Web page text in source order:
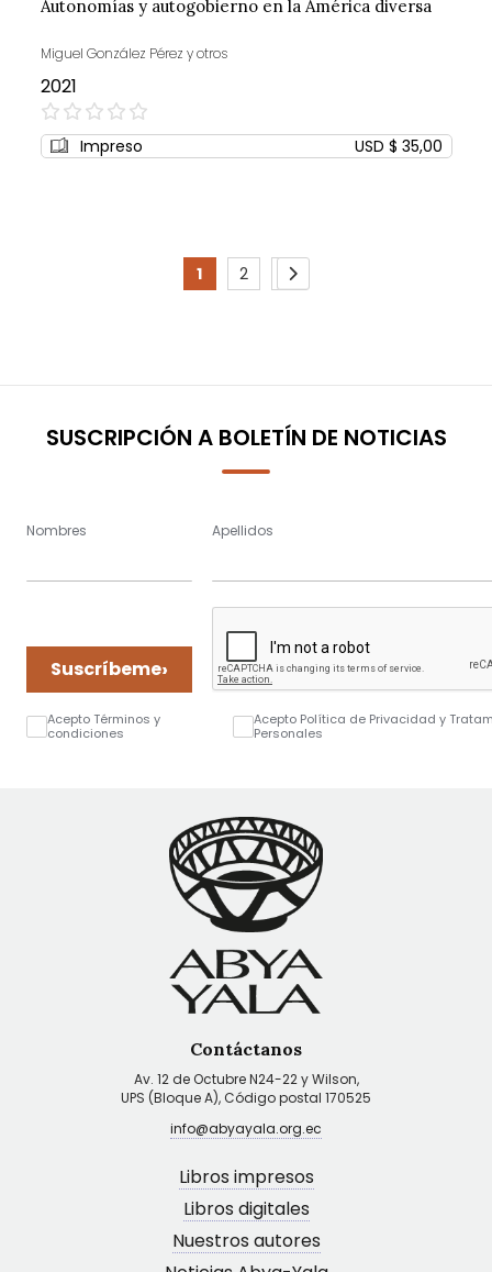
Autonomías y autogobierno en la América diversa
Miguel González Pérez y otros
2021
0%
Impreso USD $ 35,00
Page
You're
page
1
Page
2
Page
3
Page
Siguiente
SUSCRIPCIÓN A BOLETÍN DE NOTICIAS
Nombres Apellidos
Suscríbeme›
Acepto Términos y
condiciones
Acepto Política de Privacidad y
Personales
Contáctanos
Av. 12 de Octubre N24-22 y Wilson,
UPS (Bloque A), Código postal 170525
info@abyayala.org.ec
Libros impresos
Libros digitales
Nuestros autores